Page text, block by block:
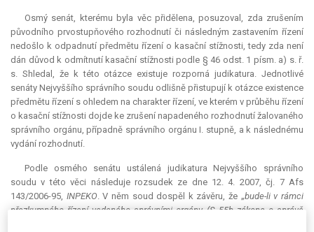
Osmý senát, kterému byla věc přidělena, posuzoval, zda zrušením
původního prvostupňového rozhodnutí či následným zastavením řízení
nedošlo k odpadnutí předmětu řízení o kasační stížnosti, tedy zda není
dán důvod k odmítnutí kasační stížnosti podle § 46 odst. 1 písm. a) s. ř.
s. Shledal, že k této otázce existuje rozpornájudikatura. Jednotlivé
senáty Nejvyššího správního soudu odlišně přistupují k otázce existence
předmětu řízení s ohledem na charakter řízení, ve kterém v průběhu řízení
o kasační stížnosti dojde ke zrušení napadeného rozhodnutí žalovaného
správního orgánu, případně správního orgánu I. stupně, a k následnému
vydání rozhodnutí.
Podle osmého senátu ustálená judikatura Nejvyššího správního
soudu v této věci následuje rozsudek ze dne 12. 4. 2007, čj. 7 Afs
143/2006-95, INPEKO. V něm soud dospěl k závěru, že „bude-li v rámci
přezkumného řízení vedeného správními orgány (§ 55b zákona o správě